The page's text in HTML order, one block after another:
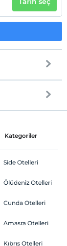
Kategoriler
Side Otelleri
Ölüdeniz Otelleri
Cunda Otelleri
Amasra Otelleri
Kıbrıs Otelleri